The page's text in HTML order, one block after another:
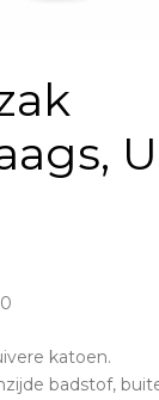
katoen.
badstof,